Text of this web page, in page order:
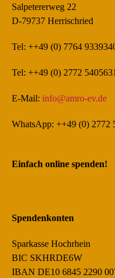
Salpetererweg 22
D-79737 Herrischried
Tel: ++49 (0) 7764
Tel: ++49 (0) 2772
E-Mail: info@amro-ev.de
WhatsApp: ++49 (0) 2772
Einfach online spenden!
Spendenkonten
Sparkasse Hochrhein
BIC SKHRDE6W
IBAN DE10 6845 2290